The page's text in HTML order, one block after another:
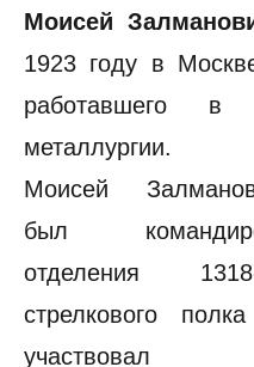
Моисей
1923 году в
работавшего в
металлургии.
Моисей
был
отделения
стрелкового
участвовал